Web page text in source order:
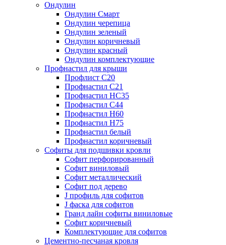
Ондулин
Ондулин Смарт
Ондулин черепица
Ондулин зеленый
Ондулин коричневый
Ондулин красный
Ондулин комплектующие
Профнастил для крыши
Профлист С20
Профнастил С21
Профнастил НС35
Профнастил С44
Профнастил Н60
Профнастил Н75
Профнастил белый
Профнастил коричневый
Софиты для подшивки кровли
Cофит перфорированный
Софит виниловый
Софит металлический
Софит под дерево
J профиль для софитов
J фаска для софитов
Гранд лайн софиты виниловые
Софит коричневый
Комплектующие для софитов
Цементно-песчаная кровля